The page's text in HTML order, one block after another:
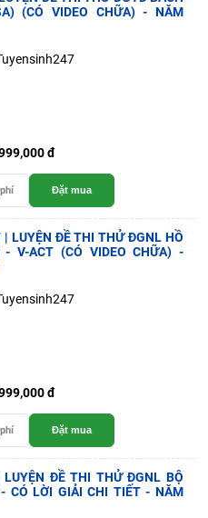
(CÓ VIDEO CHỮA) - NĂM
đ
Đặt mua
| LUYỆN ĐỀ THI THỬ ĐGNL HỒ
- V-ACT (CÓ VIDEO CHỮA) -
đ
Đặt mua
LUYỆN ĐỀ THI THỬ ĐGNL BỘ
CÓ LỜI GIẢI CHI TIẾT - NĂM